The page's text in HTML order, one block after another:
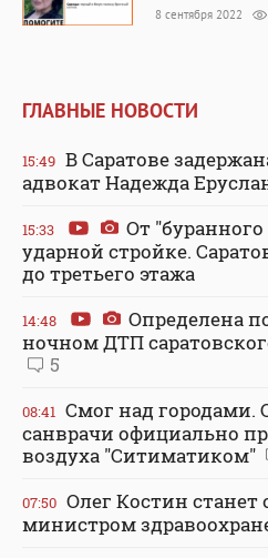
8 сентября 2022
ГЛАВНЫЕ НОВОСТИ
15:49 В Саратове
адвокат Надежда
15:33
От
ударной стройке.
до третьего этажа
14:48
Определена
ночном ДТП
5
08:41 Смог над городами.
санврачи официально
воздуха "Ситиматиком"
07:50 Олег Костин
министром